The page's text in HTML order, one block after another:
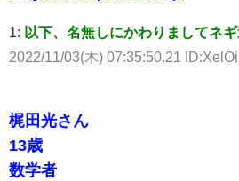
1: 以下、名無しにかわりましてネ
2022/11/03(木) 07:35:50.21
梶田光さん
13歳
数学者